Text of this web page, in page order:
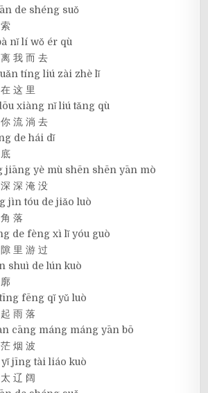
de shéng suǒ
nǐ lí wǒ ér qù
我 而 去
tíng liú zài zhè lǐ
这 里
xiàng nǐ liú tǎng qù
流 淌 去
de hái dǐ
jiāng yè mù shēn shēn yān mò
深 淹 没
jìn tóu de jiǎo luò
落
de fèng xì lǐ yóu guò
里 游 过
shuì de lún kuò
fēng qǐ yǔ luò
雨 落
cāng máng máng yān bō
烟 波
jīng tài liáo kuò
辽 阔